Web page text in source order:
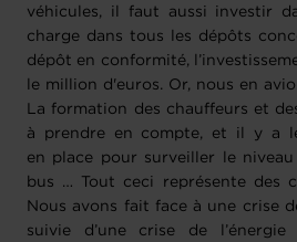
véhicules, il faut aussi investir
charge dans tous les dépôts
dépôt en conformité,
le million d'euros. Or, nous en
La formation des chauffeurs et
à prendre en compte, et il y a
en place pour surveiller le
bus … Tout ceci représente des
Nous avons fait face à une crise
suivie d’une crise de